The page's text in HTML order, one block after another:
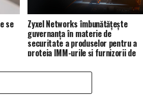
se Zyxel Networks îmbunătățește
guvernanța în materie de
securitate a produselor pentru a
proteja IMM-urile și furnizorii de